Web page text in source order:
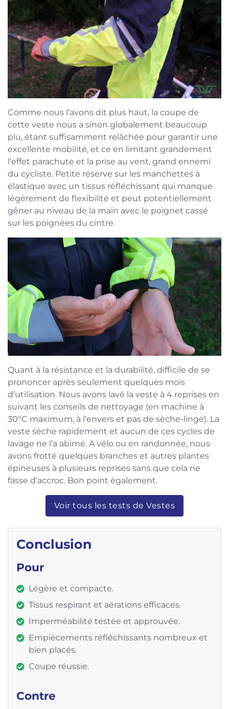
Comme nous l’avons dit plus haut, la coupe de
cette veste nous a sinon globalement beaucoup
plu, étant suffisamment relâchée pour garantir une
excellente mobilité, et ce en limitant grandement
l’effet parachute et la prise au vent, grand ennemi
du cycliste. Petite réserve sur les manchettes à
élastique avec un tissus réfléchissant qui manque
légèrement de flexibilité et peut potentiellement
gêner au niveau de la main avec le poignet cassé
sur les poignées du cintre.
Quant à la résistance et la durabilité, difficile de se
prononcer après seulement quelques mois
d’utilisation. Nous avons lavé la veste à 4 reprises en
suivant les conseils de nettoyage (en machine à
30°C maximum, à l’envers et pas de sèche-linge). La
veste sèche rapidement et aucun de ces cycles de
lavage ne l’a abimé. A vélo ou en randonnée, nous
avons frotté quelques branches et autres plantes
épineuses à plusieurs reprises sans que cela ne
fasse d’accroc. Bon point également.
Voir tous les tests de Vestes
Conclusion
Pour
Légère et compacte.
Tissus respirant et aérations efficaces.
Imperméabilité testée et approuvée.
Empiècements réfléchissants nombreux et
bien placés.
Coupe réussie.
Contre